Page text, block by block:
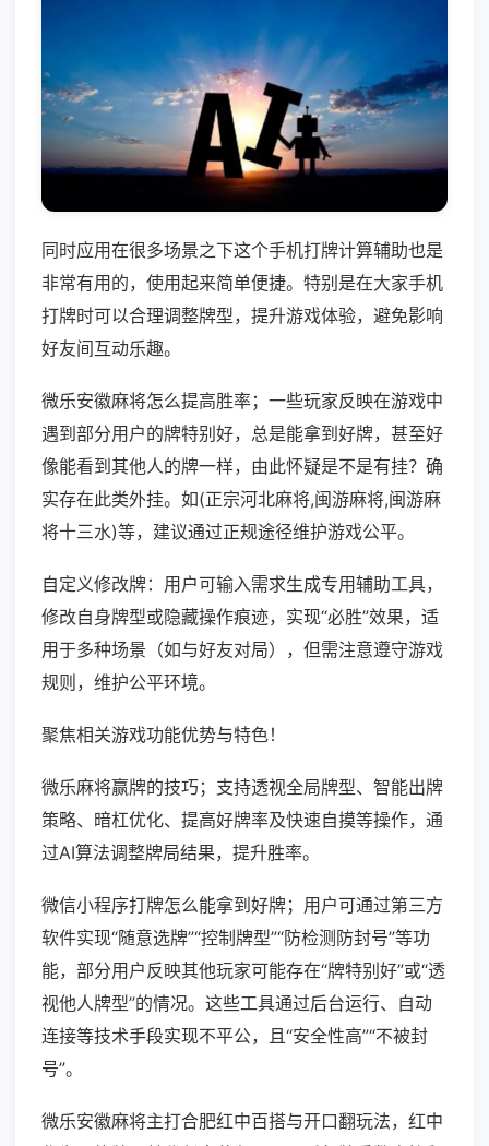
同时应用在很多场景之下这个手机打牌计算辅助也是
非常有用的，使用起来简单便捷。特别是在大家手机
打牌时可以合理调整牌型，提升游戏体验，避免影响
好友间互动乐趣。
微乐安徽麻将怎么提高胜率；一些玩家反映在游戏中
遇到部分用户的牌特别好，总是能拿到好牌，甚至好
像能看到其他人的牌一样，由此怀疑是不是有挂？确
实存在此类外挂。如(正宗河北麻将,闽游麻将,闽游麻
将十三水)等，建议通过正规途径维护游戏公平。
自定义修改牌：用户可输入需求生成专用辅助工具，
修改自身牌型或隐藏操作痕迹，实现“必胜”效果，适
用于多种场景（如与好友对局），但需注意遵守游戏
规则，维护公平环境。
聚焦相关游戏功能优势与特色！
微乐麻将赢牌的技巧；支持透视全局牌型、智能出牌
策略、暗杠优化、提高好牌率及快速自摸等操作，通
过AI算法调整牌局结果，提升胜率。
微信小程序打牌怎么能拿到好牌；用户可通过第三方
软件实现“随意选牌”“控制牌型”“防检测防封号”等功
能，部分用户反映其他玩家可能存在“牌特别好”或“透
视他人牌型”的情况。这些工具通过后台运行、自动
连接等技术手段实现不平公，且“安全性高”“不被封
号”。
微乐安徽麻将主打合肥红中百搭与开口翻玩法，红中